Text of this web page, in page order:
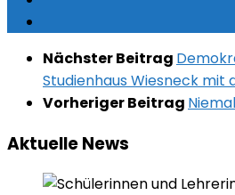
Nächster Beitrag
Studienhaus Wiesneck mit
Vorheriger Beitrag
Aktuelle News